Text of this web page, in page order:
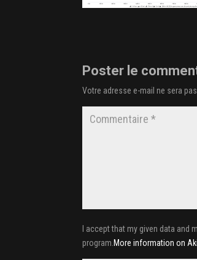
Poster le
Votre adresse e-mail ne sera pas
I accept that my given data
program. More information on